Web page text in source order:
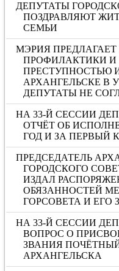
ДЕПУТАТЫ
ПОЗДРАВЛЯЮТ
СЕМЬИ
МЭРИЯ
ПРОФИЛАКТИКИ И
ПРЕСТУПНОСТЬЮ
АРХАНГЕЛЬСКЕ В
ДЕПУТАТЫ НЕ
НА 33-Й СЕССИИ
ОТЧЁТ ОБ
ГОД И ЗА ПЕРВЫЙ
ПРЕДСЕДАТЕЛЬ
ГОРОДСКОГО
ИЗДАЛ
ОБЯЗАННОСТЕЙ
ГОРСОВЕТА И ЕГО
НА 33-Й СЕССИИ
ВОПРОС О
ЗВАНИЯ
АРХАНГЕЛЬСКА